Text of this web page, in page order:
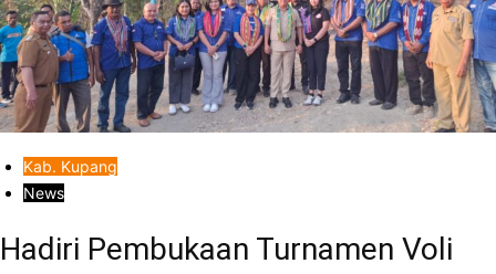
Kab. Kupang
News
Hadiri Pembukaan Turnamen Voli